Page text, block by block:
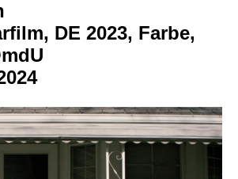
DE 2023, Farbe,